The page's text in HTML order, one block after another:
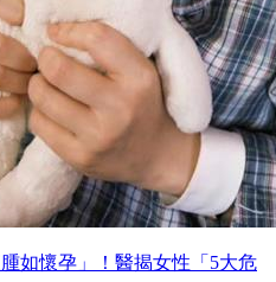
如懷孕」！醫揭女性「5大危